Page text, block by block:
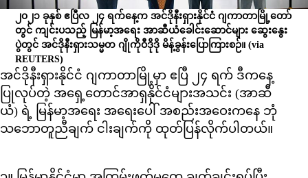
၂၀၂၁ ခုနှစ် ဧပြီလ ၂၄ ရက်နေ့က အင်ဒိုနီးရှားနိုင်ငံ ဂျကာတာမြို့တော်
တွင် ကျင်းပသည့် မြန်မာ့အရေး အာဆီယံ‌ခေါင်းဆောင်များ ဆွေး‌နွေး
ပွဲတွင် အင်ဒိုနီးရှားသမ္မတ ဂျိုကိုဝီဒိုဒို မိန့်ခွန်းပြောကြားစဉ်။(via
REUTERS)
အင်ဒိုနီးရှားနိုင်ငံ ဂျကာတာမြို့မှာ ဧပြီ ၂၄ ရက် ဒီကနေ့
ပြုလုပ်တဲ့ အရှေ့တောင်အာရှနိုင်ငံများအသင်း (အာဆီ
ယံ) ရဲ့ မြန်မာ့အရေး အရေးပေါ် အစည်းအဝေးကနေ ဘုံ
သဘောတူညီချက် ငါးချက်ကို ထုတ်ပြန်လိုက်ပါတယ်။